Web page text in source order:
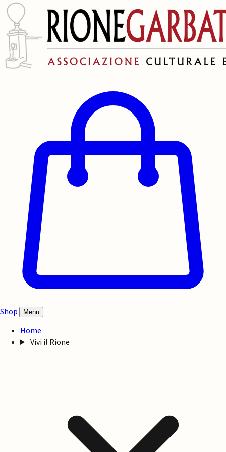
Shop Menu
Home
Vivi il Rione